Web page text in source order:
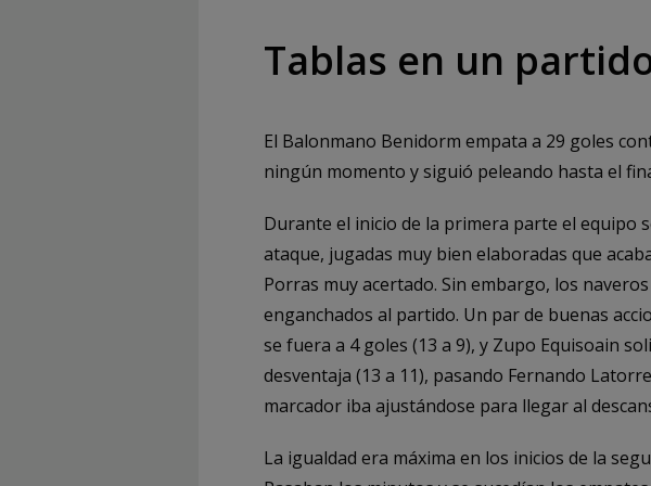
Tablas en un
El Balonmano Benidorm empata a 29 goles
ningún momento y siguió peleando hasta el
Durante el inicio de la primera parte el equipo
ataque, jugadas muy bien elaboradas que
Porras muy acertado. Sin embargo, los
enganchados al partido. Un par de buenas
se fuera a 4 goles (13 a 9), y Zupo Equisoain
desventaja (13 a 11), pasando Fernando
marcador iba ajustándose para llegar al
La igualdad era máxima en los inicios de la